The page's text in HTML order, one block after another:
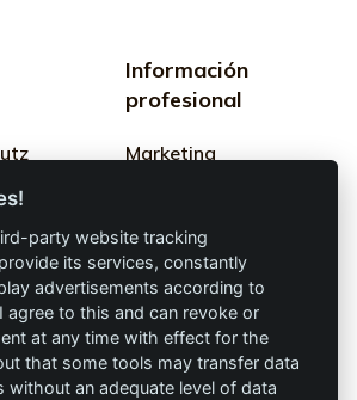
Información
profesional
Marketing
condiciones
Privacidad
Impresión
party website tracking
its services, constantly
advertisements according to
agree to this and can revoke or
at any time with effect for the
that some tools may transfer data
without an adequate level of data